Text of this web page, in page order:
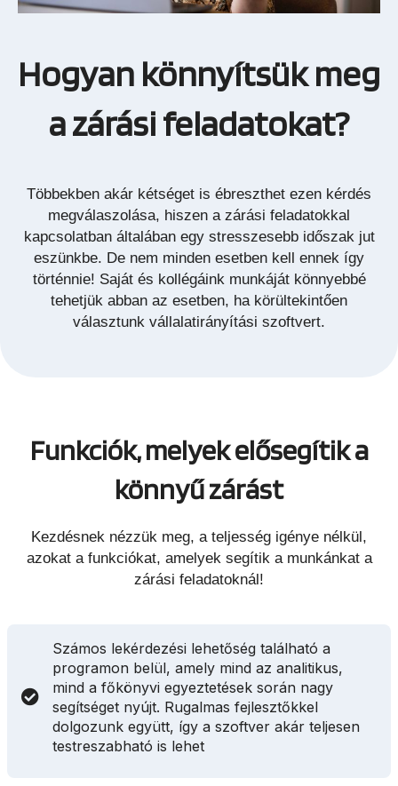
Hogyan könnyítsük meg
a zárási feladatokat?
Többekben akár kétséget is ébreszthet ezen kérdés
megválaszolása, hiszen a zárási feladatokkal
kapcsolatban általában egy stresszesebb időszak jut
eszünkbe. De nem minden esetben kell ennek így
történnie! Saját és kollégáink munkáját könnyebbé
tehetjük abban az esetben, ha körültekintően
választunk vállalatirányítási szoftvert.
Funkciók, melyek elősegítik a
könnyű zárást
Kezdésnek nézzük meg, a teljesség igénye nélkül,
azokat a funkciókat, amelyek segítik a munkánkat a
zárási feladatoknál!
Számos lekérdezési lehetőség található a
programon belül, amely mind az analitikus,
mind a főkönyvi egyeztetések során nagy
segítséget nyújt. Rugalmas fejlesztőkkel
dolgozunk együtt, így a szoftver akár teljesen
testreszabható is lehet